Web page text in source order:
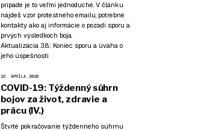
prípade je to veľmi jednoduché. V článku
nájdeš vzor protestného emailu, potrebné
kontakty ako aj informácie o pozadí sporu a
prvých výsledkoch boja.
Aktualizácia 3.8.: Koniec sporu a úvaha o
jeho úspešnosti
16. APRÍLA 2020
COVID-19: Týždenný súhrn
bojov za život, zdravie a
prácu (IV.)
Štvrté pokračovanie týždenného súhrnu